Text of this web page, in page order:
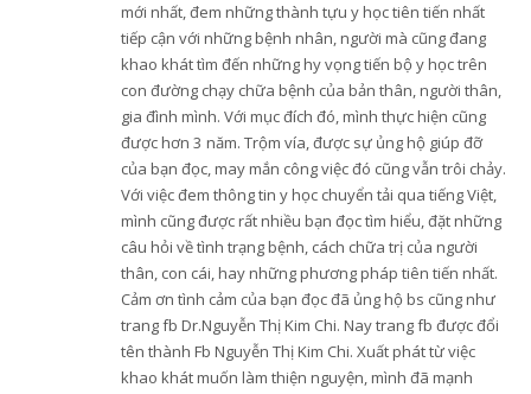
mới nhất, đem những thành tựu y học tiên tiến nhất
tiếp cận với những bệnh nhân, người mà cũng đang
khao khát tìm đến những hy vọng tiến bộ y học trên
con đường chạy chữa bệnh của bản thân, người thân,
gia đình mình. Với mục đích đó, mình thực hiện cũng
được hơn 3 năm. Trộm vía, được sự ủng hộ giúp đỡ
của bạn đọc, may mắn công việc đó cũng vẫn trôi chảy.
Với việc đem thông tin y học chuyển tải qua tiếng Việt,
mình cũng được rất nhiều bạn đọc tìm hiểu, đặt những
câu hỏi về tình trạng bệnh, cách chữa trị của người
thân, con cái, hay những phương pháp tiên tiến nhất.
Cảm ơn tình cảm của bạn đọc đã ủng hộ bs cũng như
trang fb Dr.Nguyễn Thị Kim Chi. Nay trang fb được đổi
tên thành Fb Nguyễn Thị Kim Chi. Xuất phát từ việc
khao khát muốn làm thiện nguyện, mình đã mạnh